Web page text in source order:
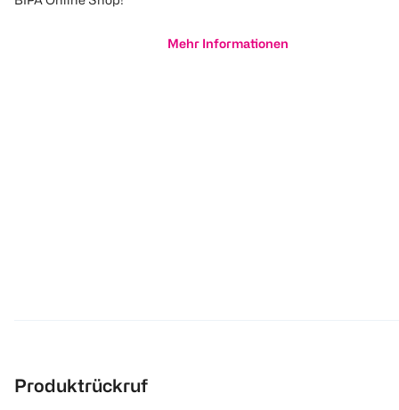
Mehr Informationen
Produktrückruf